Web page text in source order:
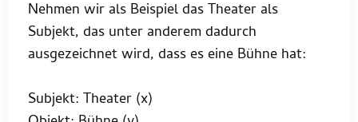
Nehmen wir als Beispiel das Theater als
Subjekt, das unter anderem dadurch
ausgezeichnet wird, dass es eine Bühne hat:
Subjekt: Theater (x)